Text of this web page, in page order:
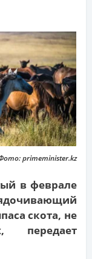
primeminister.kz
в феврале
скота, не
передает